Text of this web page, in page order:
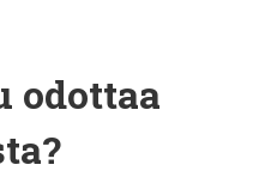
odottaa